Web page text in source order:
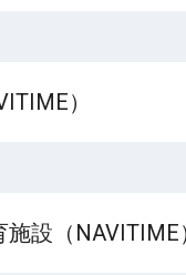
）
施設（NAVITIME